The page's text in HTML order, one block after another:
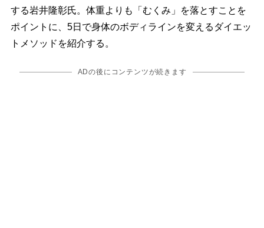
する岩井隆彰氏。体重よりも「むくみ」を落とすことを
ポイントに、5日で身体のボディラインを変えるダイエッ
トメソッドを紹介する。
ADの後にコンテンツが続きます